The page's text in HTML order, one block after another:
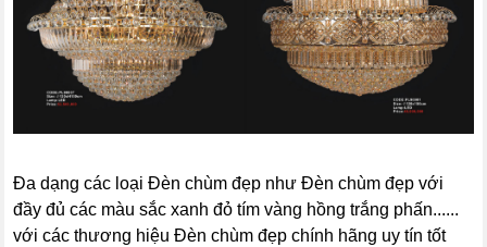
Đa dạng các loại Đèn chùm đẹp như Đèn chùm đẹp với
đầy đủ các màu sắc xanh đỏ tím vàng hồng trắng phấn......
với các thương hiệu Đèn chùm đẹp chính hãng uy tín tốt